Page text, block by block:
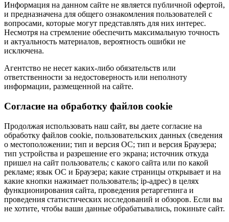
Информация на данном сайте не является публичной офертой,
и предназначена для общего ознакомления пользователей с
вопросами, которые могут представлять для них интерес.
Несмотря на стремление обеспечить максимальную точность
и актуальность материалов, вероятность ошибки не
исключена.
Агентство не несет каких-либо обязательств или
ответственности за недостоверность или неполноту
информации, размещенной на сайте.
Cогласие на обработку файлов cookie
Продолжая использовать наш сайт, вы даете согласие на
обработку файлов cookie, пользовательских данных (сведения
о местоположении; тип и версия ОС; тип и версия Браузера;
тип устройства и разрешение его экрана; источник откуда
пришел на сайт пользователь; с какого сайта или по какой
рекламе; язык ОС и Браузера; какие страницы открывает и на
какие кнопки нажимает пользователь; ip-адрес) в целях
функционирования сайта, проведения ретаргетинга и
проведения статистических исследований и обзоров. Если вы
не хотите, чтобы ваши данные обрабатывались, покиньте сайт.